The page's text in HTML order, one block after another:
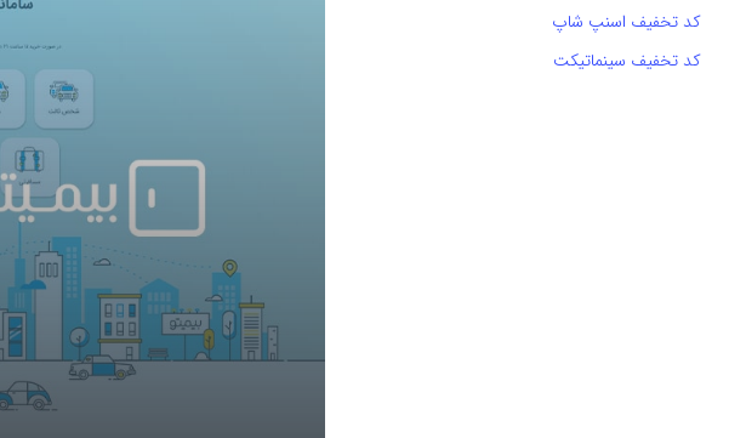
کد تخفیف اسنپ شاپ
کد تخفیف سینماتیکت